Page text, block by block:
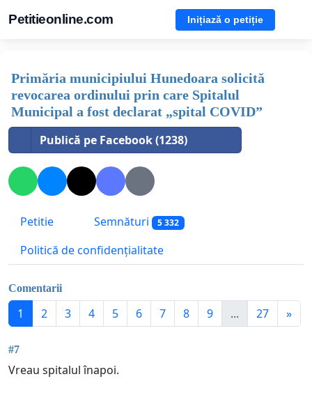
Petitieonline.com Inițiază o petiție
Primăria municipiului Hunedoara solicită
revocarea ordinului prin care Spitalul
Municipal a fost declarat „spital COVID”
Publică pe Facebook (1238)
Petitie Semnături 5 332
Politică de confidențialitate
Comentarii
1 2 3 4 5 6 7 8 9 ... 27 »
#7
Vreau spitalul înapoi.